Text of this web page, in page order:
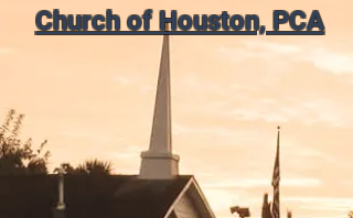
Church of Houston, PCA